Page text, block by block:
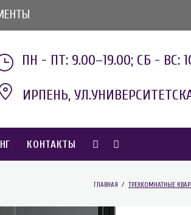
ПН - ПТ: 9.00–19.00;СБ - ВС:
ИРПЕНЬ,
КОНТАКТЫ
ГЛАВНАЯ / ТРЕХКОМНАТНЫЕ